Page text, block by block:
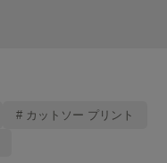
# カットソー プリント